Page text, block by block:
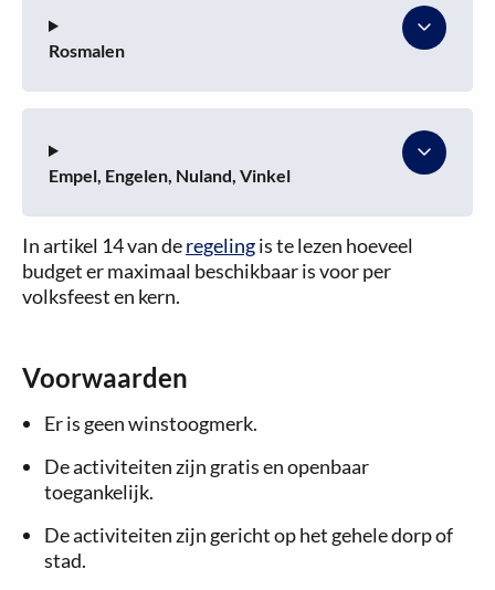
Rosmalen
Empel, Engelen, Nuland, Vinkel
In artikel 14 van deregelingis te lezen hoeveel
budget er maximaal beschikbaar is voor per
volksfeest en kern.
Voorwaarden
Er is geen winstoogmerk.
De activiteiten zijn gratis en openbaar
toegankelijk.
De activiteiten zijn gericht op het gehele dorp of
stad.